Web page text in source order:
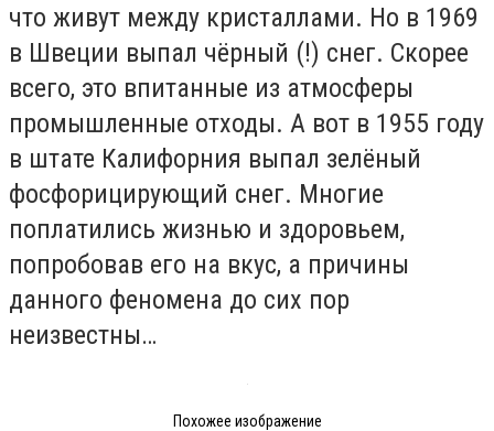
что живут между кристаллами. Но в 1969
в Швеции выпал чёрный (!) снег. Скорее
всего, это впитанные из атмосферы
промышленные отходы. А вот в 1955 году
в штате Калифорния выпал зелёный
фосфорицирующий снег. Многие
поплатились жизнью и здоровьем,
попробовав его на вкус, а причины
данного феномена до сих пор
неизвестны…
Похожее изображение